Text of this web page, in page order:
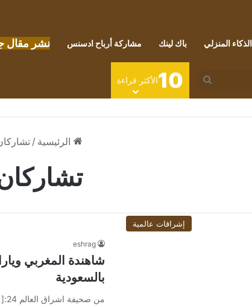
الذكاء المنزلي باك لينك مشاركة أرباح ادسنس نشر
بحث
عن
10الأكثر قراءة
الرئيسية /
إشراقات عالمية
eshrag
شاهندة المغربي
بالسعودية